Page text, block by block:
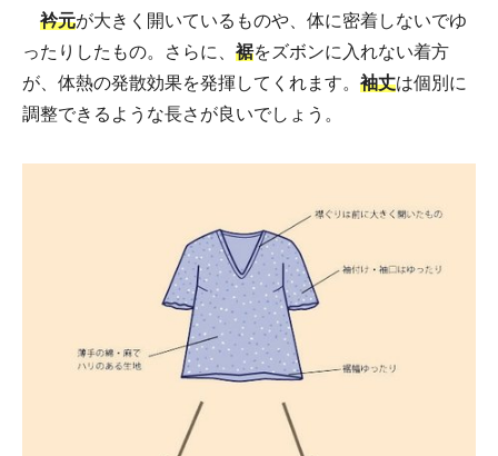
衿元が大きく開いているものや、体に密着しないでゆ
ったりしたもの。さらに、 裾をズボンに入れない着方
が、体熱の発散効果を発揮してくれます。 袖丈は個別に
調整できるような長さが良いでしょう。